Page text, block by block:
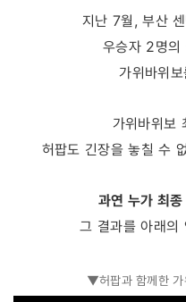
지난 7월, 부산
우승자 2명의
가위바위
가위바위보
허팝도 긴장을 놓칠 수
과연 누가 최
그 결과를 아래의
▼허팝과 함께한